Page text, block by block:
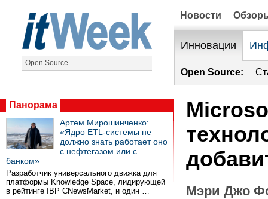
Open Source
Новости
Инновации
Open Source:
Панорама
Артем Мирошинченко:
«Ядро ETL-системы не
должно знать работает оно
с нефтегазом или с
банком»
Разработчик универсального движка для
платформы Knowledge Space, лидирующей
в рейтинге IBP CNewsMarket, и один …
Мэри Джо